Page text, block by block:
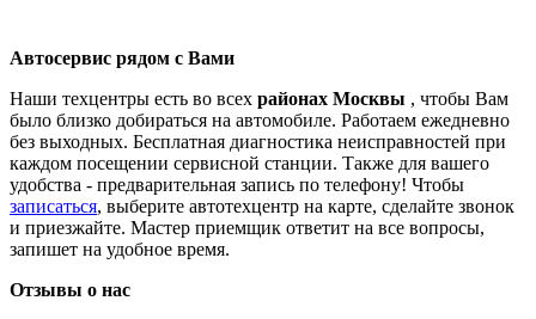
Автосервис рядом с Вами
Наши техцентры есть во всех районах Москвы , чтобы Вам
было близко добираться на автомобиле. Работаем ежедневно
без выходных. Бесплатная диагностика неисправностей при
каждом посещении сервисной станции. Также для вашего
удобства - предварительная запись по телефону! Чтобы
записаться, выберите автотехцентр на карте, сделайте звонок
и приезжайте. Мастер приемщик ответит на все вопросы,
запишет на удобное время.
Отзывы о нас